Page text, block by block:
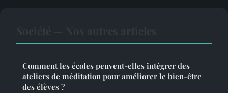
Comment les écoles peuvent-elles intégrer des
ateliers de méditation pour améliorer le bien-être
des élèves ?